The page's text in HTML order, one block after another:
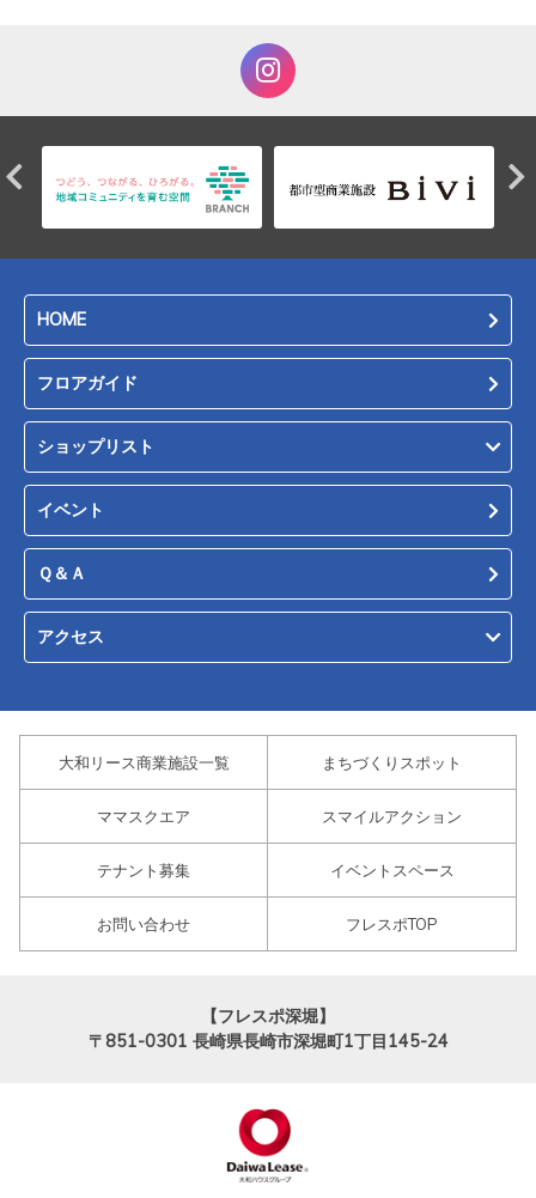
HOME
フロアガイド
ショップリスト
イベント
Ｑ＆Ａ
アクセス
大和リース商業施設一覧 まちづくりスポット
ママスクエア スマイルアクション
テナント募集 イベントスペース
お問い合わせ フレスポTOP
【フレスポ深堀】
〒851-0301 長崎県長崎市深堀町1丁目145-24